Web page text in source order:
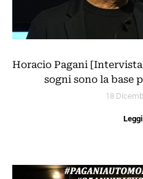
Horacio Pagani
sogni sono la base
18
Leggi